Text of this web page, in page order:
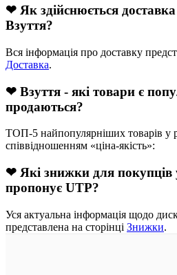
❤ Як здійснюється доставка
Взуття?
Вся інформація про доставку
Доставка.
❤ Взуття - які товари є
продаються?
ТОП-5 найпопулярніших товарів у
співвідношенням «ціна-якість»:
❤ Які знижки для покупців
пропонує UTP?
Уся актуальна інформація щодо
представлена на сторінці Знижки.